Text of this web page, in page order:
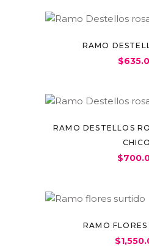
RAMO
$
RAMO DESTELLOS
CHICO
$
RAMO
$